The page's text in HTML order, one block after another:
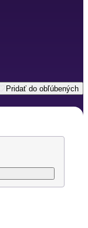
Pridať do obľúbených